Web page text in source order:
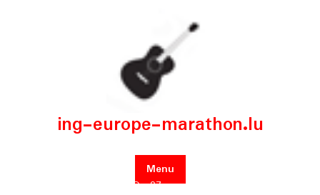
ing-europe-marathon.lu
Menu
Posted On 07 novembre 2025